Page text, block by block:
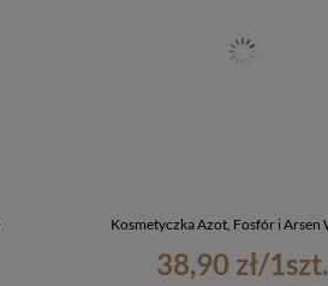
Kosmetyczka Azot, Fosfór i Arsen
38,90 zł/1szt.